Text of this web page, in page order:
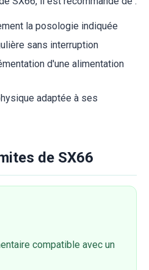
la posologie indiquée
sans interruption
d'une alimentation
adaptée à ses
de SX66
compatible avec un